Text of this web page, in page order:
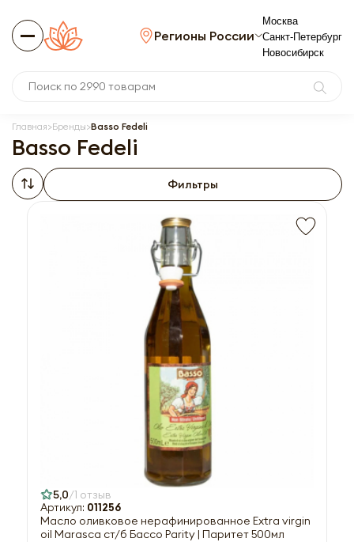
Регионы России
Москва
Санкт-Петербург
Новосибирск
Главная Бренды Basso Fedeli
Basso Fedeli
Фильтры
5,0 1 отзыв
Артикул: 011256
Масло оливковое нерафинированное Extra virgin
oil Marasca ст/б Бассо Parity | Паритет 500мл